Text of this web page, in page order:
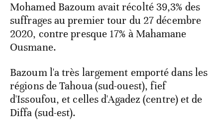
Mohamed Bazoum avait récolté 39,3% des
suffrages au premier tour du 27 décembre
2020, contre presque 17% à Mahamane
Ousmane.
Bazoum l'a très largement emporté dans les
régions de Tahoua (sud-ouest), fief
d'Issoufou, et celles d'Agadez (centre) et de
Diffa (sud-est).